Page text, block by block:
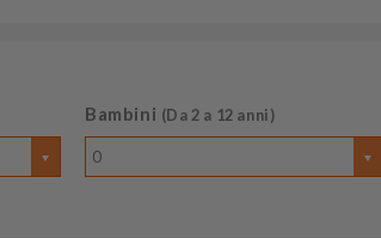
Bambini (Da 2 a 12 anni)
0